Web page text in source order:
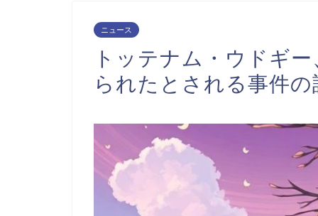
ニュース
トッテナム・ウドギ
られたとされる事件の